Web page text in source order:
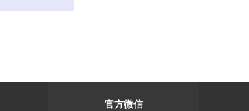
官方微信